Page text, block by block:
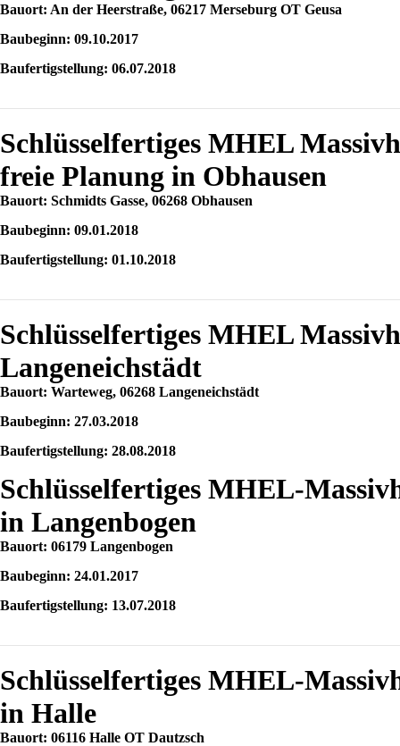
Bauort: An der Heerstraße, 06217 Merseburg OT Geusa
Baubeginn: 09.10.2017
Baufertigstellung: 06.07.2018
Schlüsselfertiges MHEL
freie Planung in Obhausen
Bauort: Schmidts Gasse, 06268 Obhausen
Baubeginn: 09.01.2018
Baufertigstellung: 01.10.2018
Schlüsselfertiges MHEL
Langeneichstädt
Bauort: Warteweg, 06268 Langeneichstädt
Baubeginn: 27.03.2018
Baufertigstellung: 28.08.2018
Schlüsselfertiges MHEL-
in Langenbogen
Bauort: 06179 Langenbogen
Baubeginn: 24.01.2017
Baufertigstellung: 13.07.2018
Schlüsselfertiges MHEL-
in Halle
Bauort: 06116 Halle OT Dautzsch